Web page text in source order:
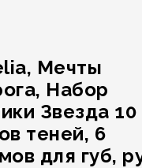
Мечты
Набор
Звезда 10
теней, 6
для губ,